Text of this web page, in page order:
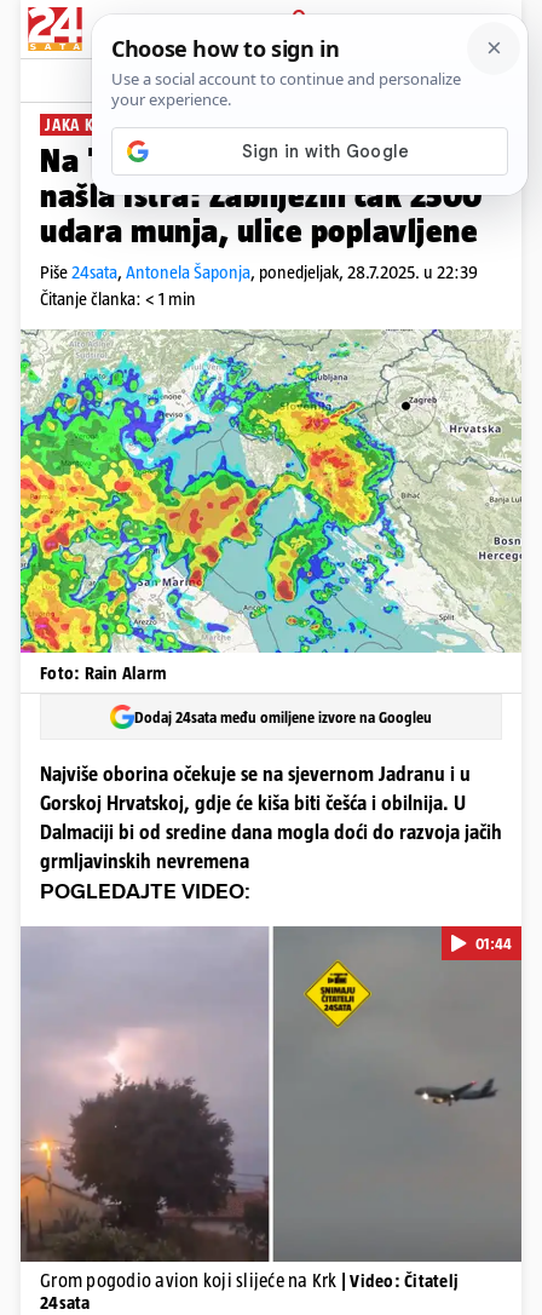
PRIJAVA
News Komentari
JAKA KIŠA, GRMLJAVINA...
Na 'udaru' obilne kiše prva se
našla Istra: Zabilježili čak 2500
udara munja, ulice poplavljene
Piše24sata, Antonela Šaponja, ponedjeljak, 28.7.2025. u 22:39
Čitanje članka: < 1 min
Foto: Rain Alarm
Dodaj 24sata među omiljene izvore na Googleu
Najviše oborina očekuje se na sjevernom Jadranu i u
Gorskoj Hrvatskoj, gdje će kiša biti češća i obilnija. U
Dalmaciji bi od sredine dana mogla doći do razvoja jačih
grmljavinskih nevremena
POGLEDAJTE VIDEO:
01:44
Grom pogodio avion koji slijeće na Krk
| Video: Čitatelj
24sata